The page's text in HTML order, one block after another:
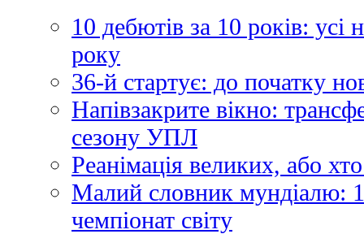
10 дебютів за 10 років:
року
36-й стартує: до початку
Напівзакрите вікно:
сезону УПЛ
Реанімація великих, або
Малий словник мундіалю:
чемпіонат світу